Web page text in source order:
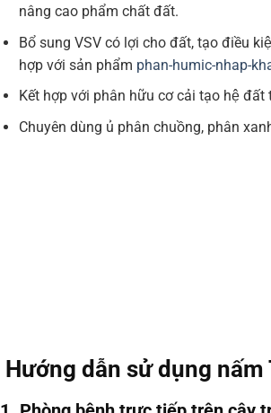
nâng cao phẩm chất đất.
Bổ sung VSV có lợi cho đất, tạo điều
hợp với sản phẩm phan-humic-nhap-
Kết hợp với phân hữu cơ cải tạo hệ
Chuyên dùng ủ phân chuồng, phân
Hướng dẫn sử dụng